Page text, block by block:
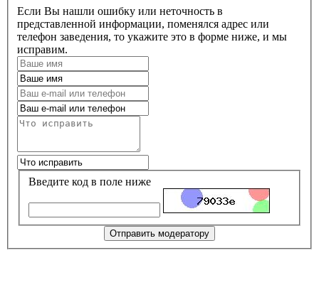
Если Вы нашли ошибку или неточность в
представленной информации, поменялся адрес или
телефон заведения, то укажите это в форме ниже, и мы
исправим.
Введите код в поле ниже
Отправить модератору